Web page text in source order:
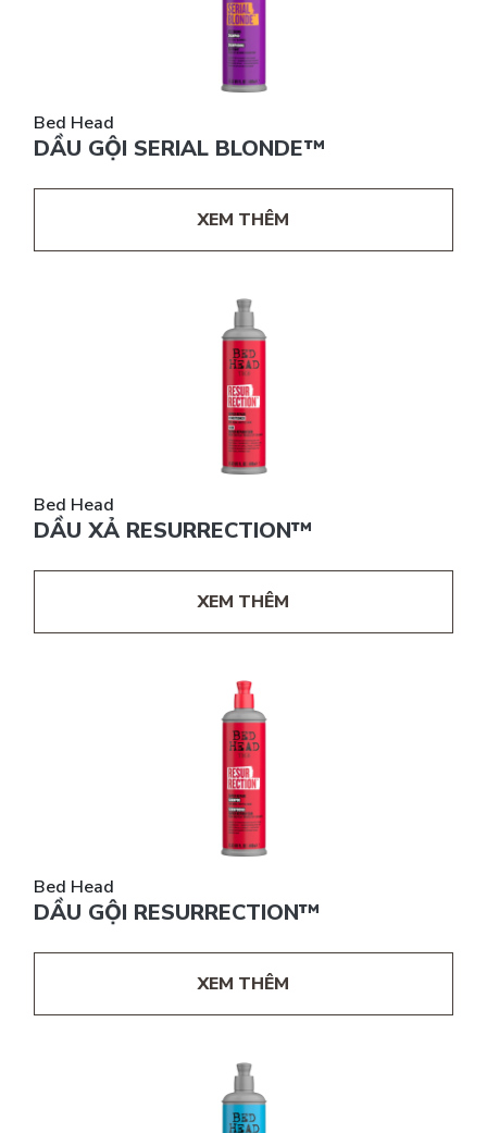
Bed Head
DẦU GỘI SERIAL BLONDE™
XEM THÊM
Bed Head
DẦU XẢ RESURRECTION™
XEM THÊM
Bed Head
DẦU GỘI RESURRECTION™
XEM THÊM